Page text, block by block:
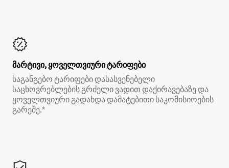
მარტივი, ყოველთვიური ტარიფები
საგანგებო ტარიფები დასასვენებელი
საცხოვრებლების გრძელი ვადით დაქირავებაზე და
ყოველთვიური გადახდა დამატებითი საკომისიოების
გარეშე.*